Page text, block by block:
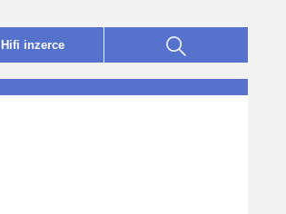
Hifi inzerce